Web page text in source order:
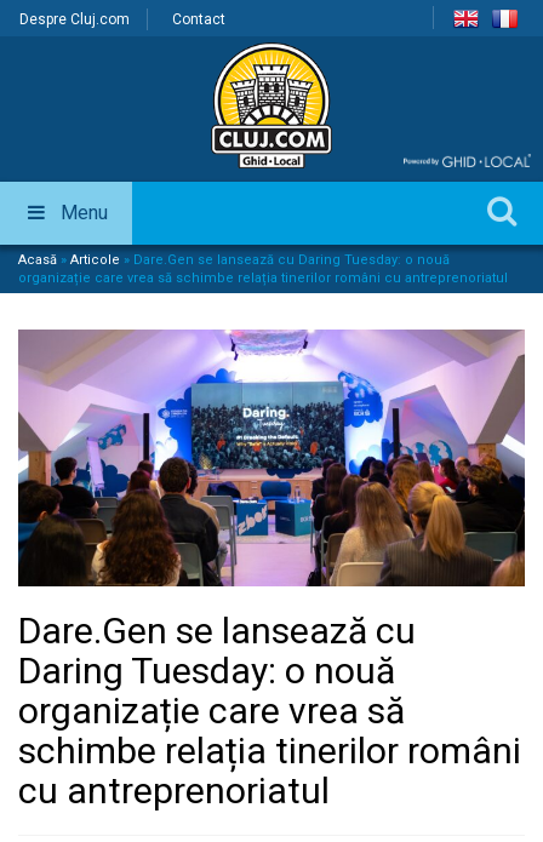
Despre Cluj.com Contact
Menu
Acasă » Articole » Dare.Gen se lansează cu Daring Tuesday: o nouă
organizație care vrea să schimbe relația tinerilor români cu antreprenoriatul
Dare.Gen se lansează cu
Daring Tuesday: o nouă
organizație care vrea să
schimbe relația tinerilor români
cu antreprenoriatul